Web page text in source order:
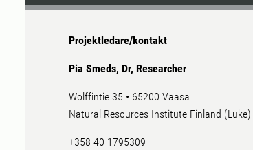
Projektledare/kontakt
Pia Smeds, Dr, Researcher
Wolffintie 35 • 65200 Vaasa
Natural Resources Institute Finland (Luke)
+358 40 1795309